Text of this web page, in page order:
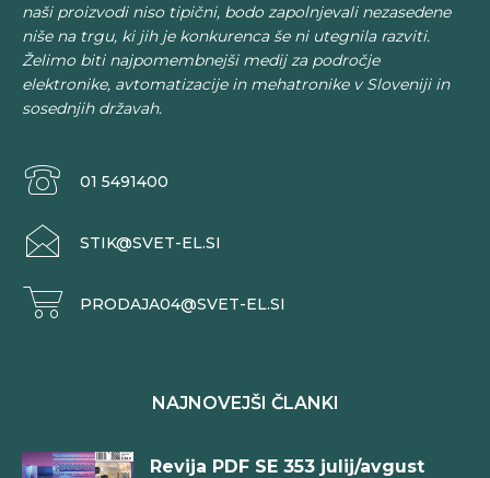
naši proizvodi niso tipični, bodo zapolnjevali nezasedene
niše na trgu, ki jih je konkurenca še ni utegnila razviti.
Želimo biti najpomembnejši medij za področje
elektronike, avtomatizacije in mehatronike v Sloveniji in
sosednjih državah.
01 5491400
STIK@SVET-EL.SI
PRODAJA04@SVET-EL.SI
NAJNOVEJŠI ČLANKI
Revija PDF SE 353 julij/avgust